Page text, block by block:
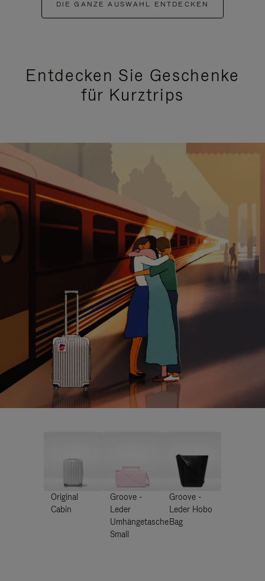
DIE GANZE AUSWAHL ENTDECKEN
Entdecken Sie Geschenke
für Kurztrips
Original
Cabin
Groove -
Leder
Umhängetasche
Small
Groove -
Leder Hobo
Bag